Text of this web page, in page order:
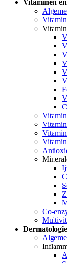
Vitaminen
Co-
Dermatologie